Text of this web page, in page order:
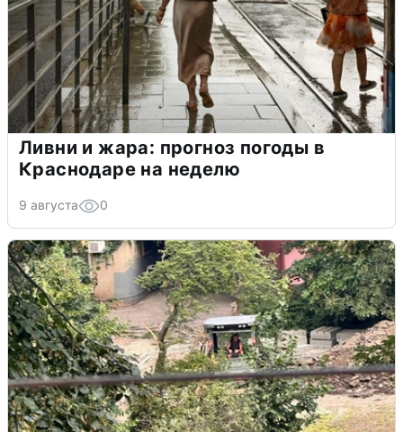
Ливни и жара: прогноз погоды в
Краснодаре на неделю
9 августа 0